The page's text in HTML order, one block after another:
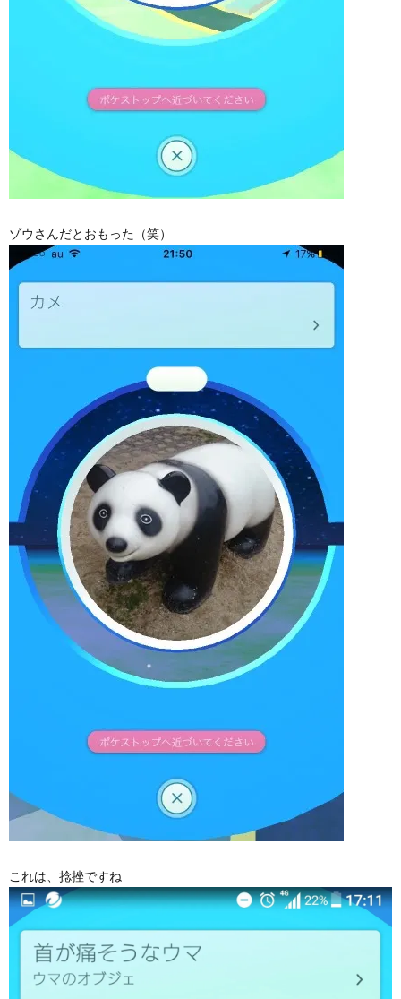
ゾウさんだとおもった（笑）
これは、捻挫ですね